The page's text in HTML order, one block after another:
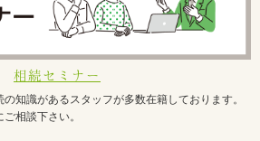
相続セミナー
知識があるスタッフが多数在籍しております。
相談下さい。